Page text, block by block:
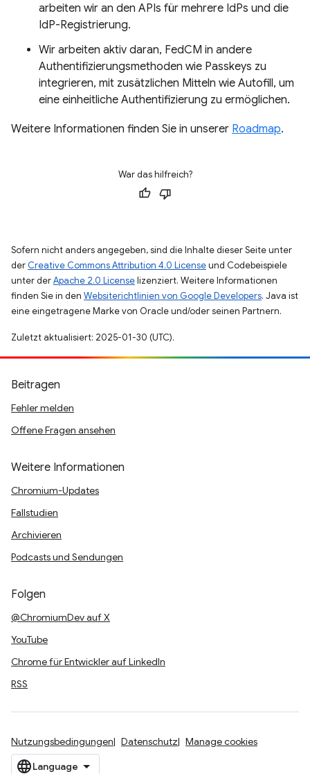
arbeiten wir an den APIs für mehrere IdPs und die
IdP-Registrierung.
Wir arbeiten aktiv daran, FedCM in andere
Authentifizierungsmethoden wie Passkeys zu
integrieren, mit zusätzlichen Mitteln wie Autofill, um
eine einheitliche Authentifizierung zu ermöglichen.
Weitere Informationen finden Sie in unserer Roadmap.
War das hilfreich?
Sofern nicht anders angegeben, sind die Inhalte dieser Seite unter
der Creative Commons Attribution 4.0 Licenseund Codebeispiele
unter derApache 2.0 Licenselizenziert. Weitere Informationen
finden Sie in den Websiterichtlinien von Google Developers. Java ist
eine eingetragene Marke von Oracle und/oder seinen Partnern.
Zuletzt aktualisiert: 2025-01-30 (UTC).
Beitragen
Fehler melden
Offene Fragen ansehen
Weitere Informationen
Chromium-Updates
Fallstudien
Archivieren
Podcasts und Sendungen
Folgen
@ChromiumDev auf X
YouTube
Chrome für Entwickler auf LinkedIn
RSS
Nutzungsbedingungen Datenschutz Manage cookies